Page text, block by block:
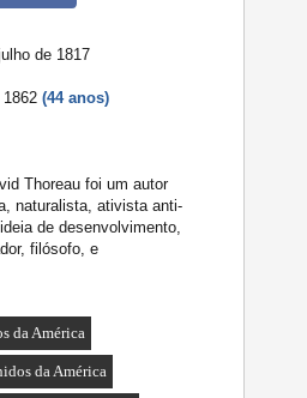
de 1817
1862(44 anos)
Thoreau foi um autor
naturalista, ativista anti-
de desenvolvimento,
filósofo, e
da América
da América